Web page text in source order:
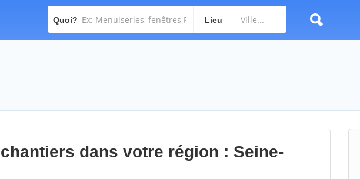
Quoi? Lieu
dans votre région : Seine-